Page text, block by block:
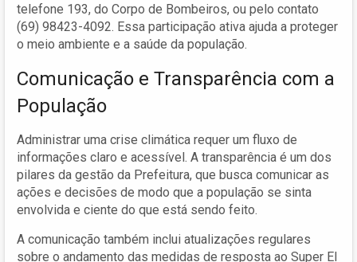
telefone 193, do Corpo de Bombeiros, ou pelo contato
(69) 98423-4092. Essa participação ativa ajuda a proteger
o meio ambiente e a saúde da população.
Comunicação e Transparência com a
População
Administrar uma crise climática requer um fluxo de
informações claro e acessível. A transparência é um dos
pilares da gestão da Prefeitura, que busca comunicar as
ações e decisões de modo que a população se sinta
envolvida e ciente do que está sendo feito.
A comunicação também inclui atualizações regulares
sobre o andamento das medidas de resposta ao Super El